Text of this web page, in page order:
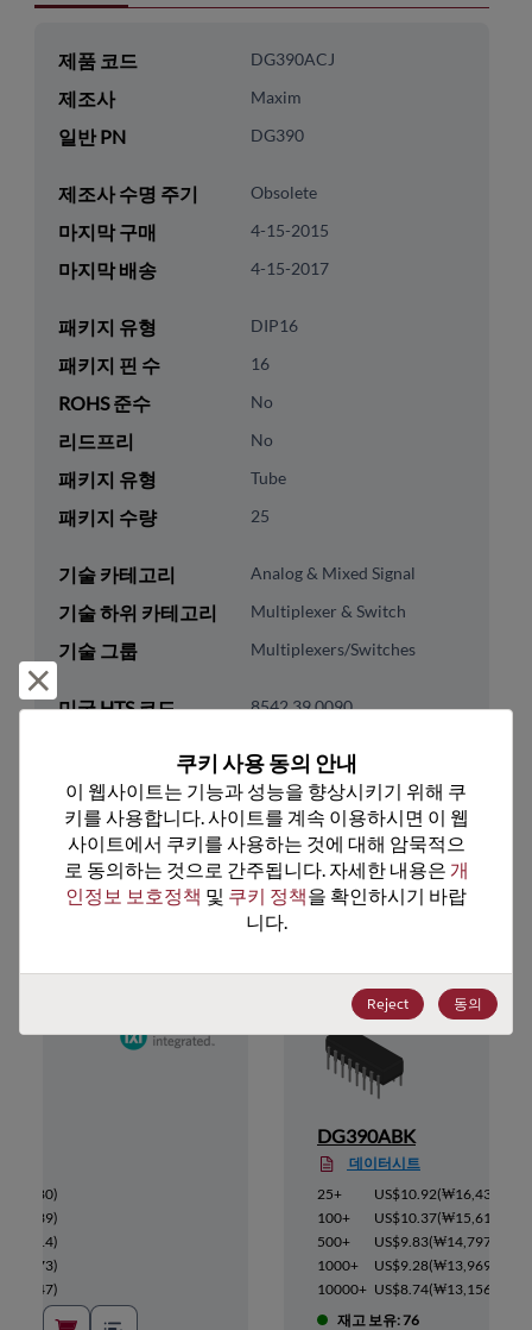
제품 코드 DG390ACJ
제조사 Maxim
일반 PN DG390
제조사 수명 주기 Obsolete
마지막 구매 4-15-2015
마지막 배송 4-15-2017
패키지 유형 DIP16
패키지 핀 수 16
ROHS 준수 No
리드프리 No
패키지 유형 Tube
패키지 수량 25
기술 카테고리 Analog & Mixed Signal
기술 하위 카테고리 Multiplexer & Switch
기술 그룹 Multiplexers/Switches
미국 HTS 코드 8542.39.0090
추천 대체 제품
)
)
)
)
)
DG390ABK
데이터시트
25+
US$10.92(₩16,438
100+
US$10.37(₩15,610
500+
US$9.83(₩14,797
1000+
US$9.28(₩13,969
10000+ US$8.74(₩13,156
재고 보유: 76
쿠키 사용 동의 안내
이 웹사이트는 기능과 성능을 향상시키기 위해 쿠
키를 사용합니다. 사이트를 계속 이용하시면 이 웹
사이트에서 쿠키를 사용하는 것에 대해 암묵적으
로 동의하는 것으로 간주됩니다. 자세한 내용은 개
인정보 보호정책 및 쿠키 정책을 확인하시기 바랍
니다.
Reject 동의